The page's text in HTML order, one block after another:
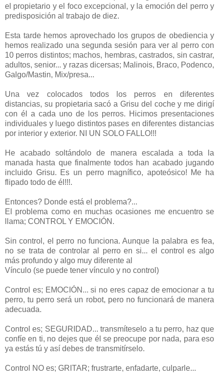
el propietario y el foco excepcional, y la emoción del perro y
predisposición al trabajo de diez.
Esta tarde hemos aprovechado los grupos de obediencia y
hemos realizado una segunda sesión para ver al perro con
10 perros distintos; machos, hembras, castrados, sin castrar,
adultos, senior... y razas dicersas; Malinois, Braco, Podenco,
Galgo/Mastin, Mix/presa...
Una vez colocados todos los perros en diferentes
distancias, su propietaria sacó a Grisu del coche y me dirigí
con él a cada uno de los perros. Hicimos presentaciones
individuales y luego distintos pases en diferentes distancias
por interior y exterior. NI UN SOLO FALLO!!!
He acabado soltándolo de manera escalada a toda la
manada hasta que finalmente todos han acabado jugando
incluido Grisu. Es un perro magnífico, apoteósico! Me ha
flipado todo de él!!!.
Entonces? Donde está el problema?...
El problema como en muchas ocasiones me encuentro se
llama; CONTROL Y EMOCIÓN.
Sin control, el perro no funciona. Aunque la palabra es fea,
no se trata de controlar al perro en si... el control es algo
más profundo y algo muy diferente al
Vínculo (se puede tener vínculo y no control)
Control es; EMOCIÓN... si no eres capaz de emocionar a tu
perro, tu perro será un robot, pero no funcionará de manera
adecuada.
Control es; SEGURIDAD... transmíteselo a tu perro, haz que
confíe en ti, no dejes que él se preocupe por nada, para eso
ya estás tú y así debes de transmitírselo.
Control NO es; GRITAR; frustrarte, enfadarte, culparle...